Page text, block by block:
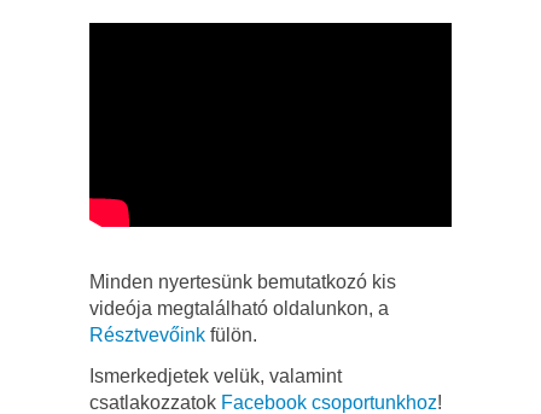
Minden nyertesünk bemutatkozó kis
videója megtalálható oldalunkon, a
Résztvevőink fülön.
Ismerkedjetek velük, valamint
csatlakozzatok Facebook csoportunkhoz!